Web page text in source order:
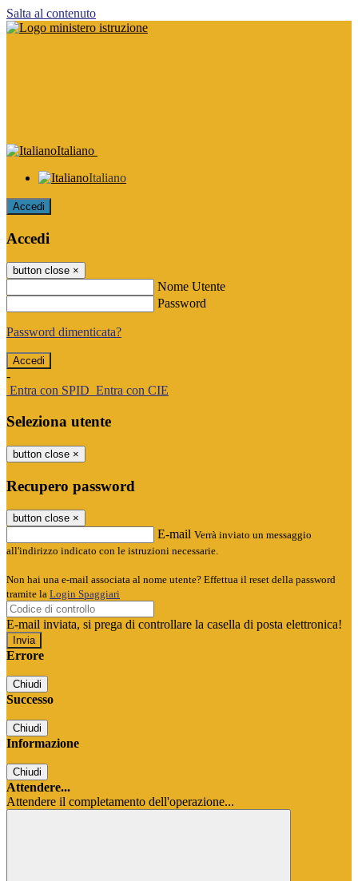
Salta al contenuto
Italiano
Italiano
Accedi
Accedi
button close ×
Nome Utente
Password
Password dimenticata?
-
Entra con SPID Entra con CIE
Seleziona utente
button close ×
Recupero password
button close ×
E-mail Verrà inviato un messaggio
all'indirizzo indicato con le istruzioni necessarie.
Non hai una e-mail associata al nome utente? Effettua il reset della password
tramite la Login Spaggiari
E-mail inviata, si prega di controllare la casella di posta elettronica!
Errore
Chiudi
Successo
Chiudi
Informazione
Chiudi
Attendere...
Attendere il completamento dell'operazione...